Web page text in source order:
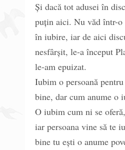
Și dacă tot adusei în
puțin aici. Nu văd într-o
în iubire, iar de aici
nesfârșit, le-a început
le-am epuizat.
Iubim o persoană
bine, dar cum anume o
O iubim cum ni se
iar persoana vine să te
bine tu ești o anume